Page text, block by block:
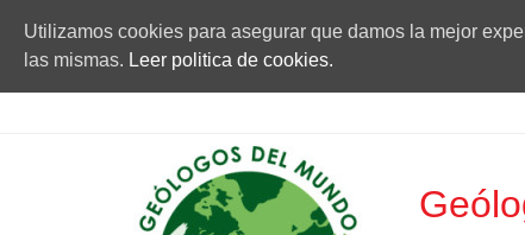
Utilizamos cookies para asegurar que damos la mejor
las mismas. Leer politica de cookies.